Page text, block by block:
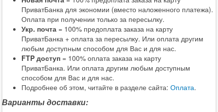
ПриватБанка для экономии (вместо наложенного платежа).
Оплата при получении только за пересылку.
Укр. почта = 100% предоплата заказа на карту
ПриватБанка + оплата за пересылку. Или оплата другим
любым доступным способом для Вас и для нас.
FTP доступ = 100% оплата заказа на карту
ПриватБанка. Или оплата другим любым доступным
способом для Вас и для нас.
Подробнее об этом, читайте в разделе сайта: Оплата.
Варианты доставки: